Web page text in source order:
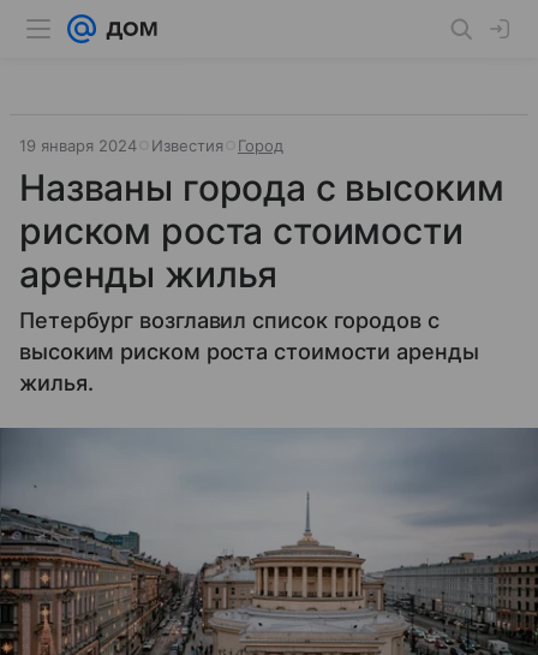
19 января 2024 Известия Город
Названы города с высоким
риском роста стоимости
аренды жилья
Петербург возглавил список городов с
высоким риском роста стоимости аренды
жилья.